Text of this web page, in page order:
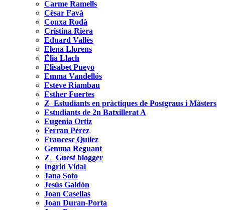
Carme Ramells
Cèsar Favà
Conxa Rodà
Cristina Riera
Eduard Vallès
Elena Llorens
Èlia Llach
Elisabet Pueyo
Emma Vandellós
Esteve Riambau
Esther Fuertes
Z_Estudiants en pràctiques de Postgraus i Màsters
Estudiants de 2n Batxillerat A
Eugenia Ortiz
Ferran Pérez
Francesc Quílez
Gemma Reguant
Z_ Guest blogger
Ingrid Vidal
Jana Soto
Jesús Galdón
Joan Casellas
Joan Duran-Porta